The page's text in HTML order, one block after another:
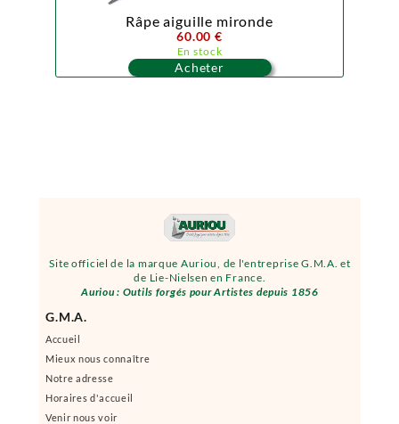
Site officiel de la marque Auriou, de l'entreprise G.M.A. et
de Lie-Nielsen en France.
Auriou : Outils forgés pour Artistes depuis 1856
G.M.A.
Accueil
Mieux nous connaître
Notre adresse
Horaires d'accueil
Venir nous voir
Râpe aiguille mironde
60.00 €
En stock
Acheter